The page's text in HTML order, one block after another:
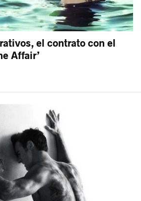
el contrato con el
Affair’